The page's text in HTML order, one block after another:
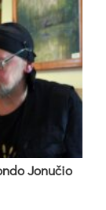
Jo­nu­čio